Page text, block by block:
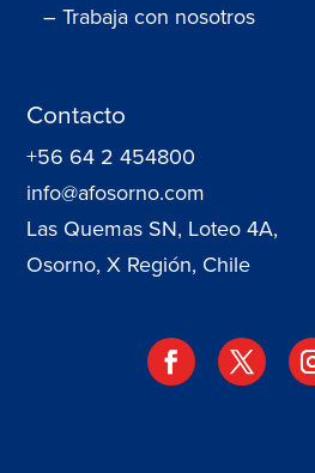
– Trabaja con nosotros
Contacto
+56 64 2 454800
info@afosorno.com
Las Quemas SN, Loteo 4A,
Osorno, X Región, Chile